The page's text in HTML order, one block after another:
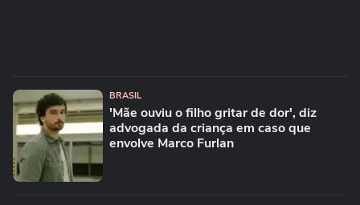
BRASIL
'Mãe ouviu o filho gritar de dor', diz
advogada da criança em caso que
envolve Marco Furlan